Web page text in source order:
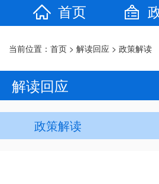
首页
当前位置： 首页 > 解读回应 > 政策解读
解读回应
政策解读